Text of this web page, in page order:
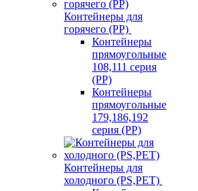
Контейнеры для
горячего (PP)
Контейнеры
прямоугольные
108,111 серия
(PP)
Контейнеры
прямоугольные
179,186,192
серия (PP)
Контейнеры для
холодного (PS,PET)